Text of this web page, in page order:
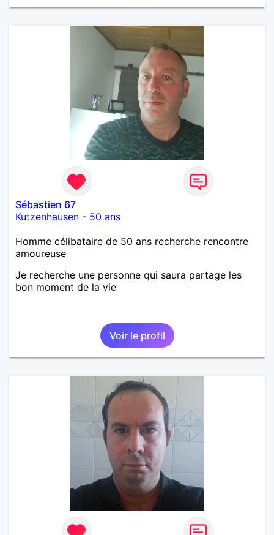
Sébastien 67
Kutzenhausen - 50 ans
Homme célibataire de 50 ans recherche rencontre
amoureuse
Je recherche une personne qui saura partage les
bon moment de la vie
Voir le profil